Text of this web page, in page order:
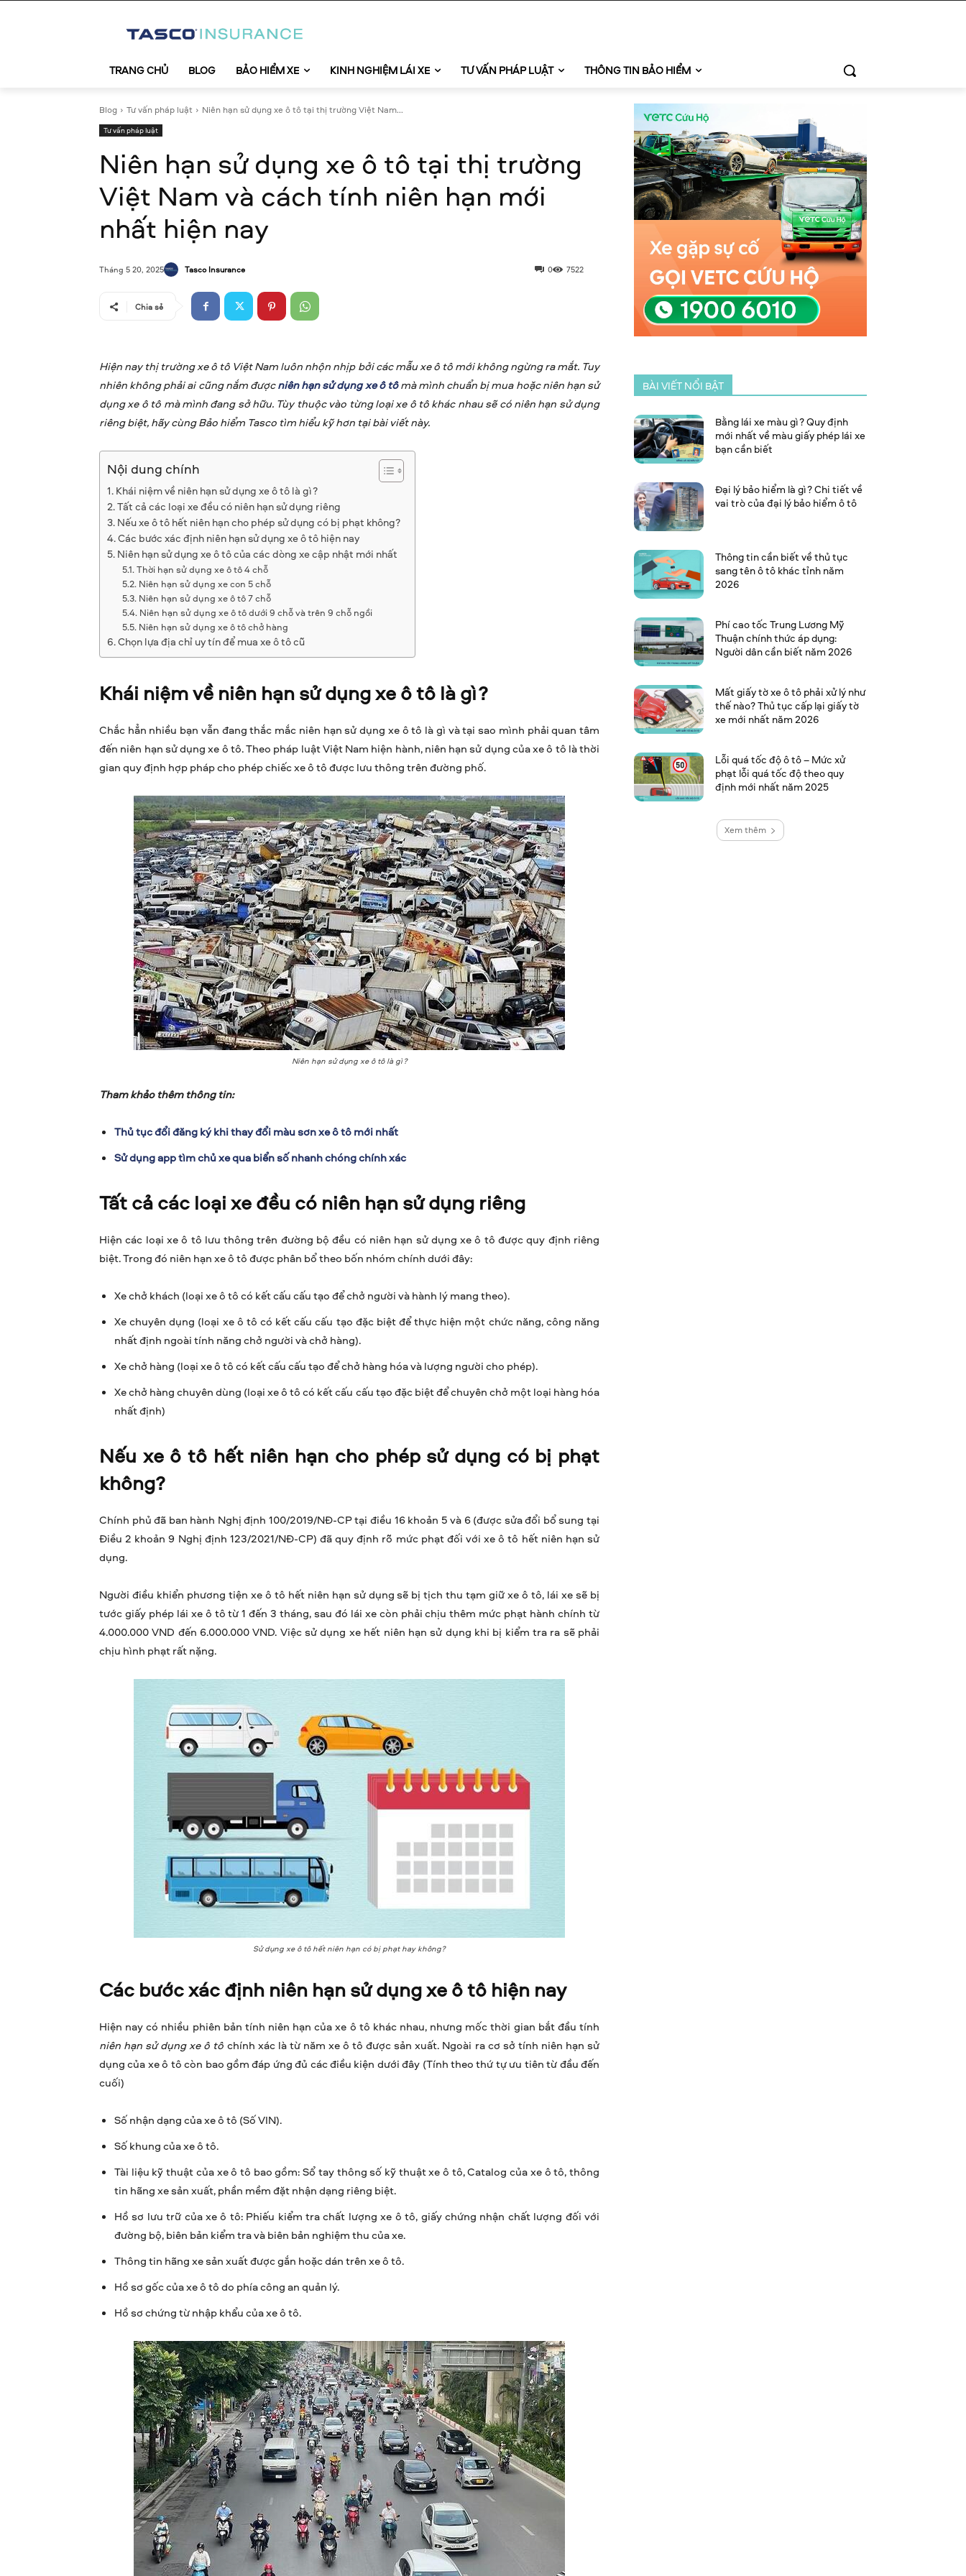
TRANG CHỦ BLOG BẢO HIỂM XE KINH NGHIỆM LÁI XE TƯ VẤN PHÁP LUẬT THÔNG TIN BẢO HIỂM
Blog Tư vấn pháp luật Niên hạn sử dụng xe ô tô tại thị trường Việt Nam...
Tư vấn pháp luật
Niên hạn sử dụng xe ô tô tại thị trường
Việt Nam và cách tính niên hạn mới
nhất hiện nay
0 7522
Tháng 5 20, 2025 Tasco Insurance
Chia sẻ
Hiện nay thị trường xe ô tô Việt Nam luôn nhộn nhịp bởi các mẫu xe ô tô mới không ngừng ra mắt. Tuy
nhiên không phải ai cũng nắm đượcniên hạn sử dụng xe ô tômà mình chuẩn bị mua hoặc niên hạn sử
dụng xe ô tô mà mình đang sở hữu. Tùy thuộc vào từng loại xe ô tô khác nhau sẽ có niên hạn sử dụng
riêng biệt, hãy cùng Bảo hiểm Tasco tìm hiểu kỹ hơn tại bài viết này.
Nội dung chính
Khái niệm về niên hạn sử dụng xe ô tô là gì?
Tất cả các loại xe đều có niên hạn sử dụng riêng
Nếu xe ô tô hết niên hạn cho phép sử dụng có bị phạt không?
Các bước xác định niên hạn sử dụng xe ô tô hiện nay
Niên hạn sử dụng xe ô tô của các dòng xe cập nhật mới nhất
Thời hạn sử dụng xe ô tô 4 chỗ
Niên hạn sử dụng xe con 5 chỗ
Niên hạn sử dụng xe ô tô 7 chỗ
Niên hạn sử dụng xe ô tô dưới 9 chỗ và trên 9 chỗ ngồi
Niên hạn sử dụng xe ô tô chở hàng
Chọn lựa địa chỉ uy tín để mua xe ô tô cũ
Khái niệm về niên hạn sử dụng xe ô tô là gì?
Chắc hẳn nhiều bạn vẫn đang thắc mắc niên hạn sử dụng xe ô tô là gì và tại sao mình phải quan tâm
đến niên hạn sử dụng xe ô tô. Theo pháp luật Việt Nam hiện hành, niên hạn sử dụng của xe ô tô là thời
gian quy định hợp pháp cho phép chiếc xe ô tô được lưu thông trên đường phố.
Niên hạn sử dụng xe ô tô là gì?
Tham khảo thêm thông tin:
Thủ tục đổi đăng ký khi thay đổi màu sơn xe ô tô mới nhất
Sử dụng app tìm chủ xe qua biển số nhanh chóng chính xác
Tất cả các loại xe đều có niên hạn sử dụng riêng
Hiện các loại xe ô tô lưu thông trên đường bộ đều có niên hạn sử dụng xe ô tô được quy định riêng
biệt. Trong đó niên hạn xe ô tô được phân bổ theo bốn nhóm chính dưới đây:
Xe chở khách (loại xe ô tô có kết cấu cấu tạo để chở người và hành lý mang theo).
Xe chuyên dụng (loại xe ô tô có kết cấu cấu tạo đặc biệt để thực hiện một chức năng, công năng
nhất định ngoài tính năng chở người và chở hàng).
Xe chở hàng (loại xe ô tô có kết cấu cấu tạo để chở hàng hóa và lượng người cho phép).
Xe chở hàng chuyên dùng (loại xe ô tô có kết cấu cấu tạo đặc biệt để chuyên chở một loại hàng hóa
nhất định)
Nếu xe ô tô hết niên hạn cho phép sử dụng có bị phạt
không?
Chính phủ đã ban hành Nghị định 100/2019/NĐ-CP tại điều 16 khoản 5 và 6 (được sửa đổi bổ sung tại
Điều 2 khoản 9 Nghị định 123/2021/NĐ-CP) đã quy định rõ mức phạt đối với xe ô tô hết niên hạn sử
dụng.
Người điều khiển phương tiện xe ô tô hết niên hạn sử dụng sẽ bị tịch thu tạm giữ xe ô tô, lái xe sẽ bị
tước giấy phép lái xe ô tô từ 1 đến 3 tháng, sau đó lái xe còn phải chịu thêm mức phạt hành chính từ
4.000.000 VND đến 6.000.000 VND. Việc sử dụng xe hết niên hạn sử dụng khi bị kiểm tra ra sẽ phải
chịu hình phạt rất nặng.
Sử dụng xe ô tô hết niên hạn có bị phạt hay không?
Các bước xác định niên hạn sử dụng xe ô tô hiện nay
Hiện nay có nhiều phiên bản tính niên hạn của xe ô tô khác nhau, nhưng mốc thời gian bắt đầu tính
niên hạn sử dụng xe ô tô chính xác là từ năm xe ô tô được sản xuất. Ngoài ra cơ sở tính niên hạn sử
dụng của xe ô tô còn bao gồm đáp ứng đủ các điều kiện dưới đây (Tính theo thứ tự ưu tiên từ đầu đến
cuối)
Số nhận dạng của xe ô tô (Số VIN).
Số khung của xe ô tô.
Tài liệu kỹ thuật của xe ô tô bao gồm: Sổ tay thông số kỹ thuật xe ô tô, Catalog của xe ô tô, thông
tin hãng xe sản xuất, phần mềm đặt nhận dạng riêng biệt.
Hồ sơ lưu trữ của xe ô tô: Phiếu kiểm tra chất lượng xe ô tô, giấy chứng nhận chất lượng đối với
đường bộ, biên bản kiểm tra và biên bản nghiệm thu của xe.
Thông tin hãng xe sản xuất được gắn hoặc dán trên xe ô tô.
Hồ sơ gốc của xe ô tô do phía công an quản lý.
Hồ sơ chứng từ nhập khẩu của xe ô tô.
BÀI VIẾT NỔI BẬT
Bằng lái xe màu gì? Quy định
mới nhất về màu giấy phép lái xe
bạn cần biết
Đại lý bảo hiểm là gì? Chi tiết về
vai trò của đại lý bảo hiểm ô tô
Thông tin cần biết về thủ tục
sang tên ô tô khác tỉnh năm
2026
Phí cao tốc Trung Lương Mỹ
Thuận chính thức áp dụng:
Người dân cần biết năm 2026
Mất giấy tờ xe ô tô phải xử lý như
thế nào? Thủ tục cấp lại giấy tờ
xe mới nhất năm 2026
Lỗi quá tốc độ ô tô – Mức xử
phạt lỗi quá tốc độ theo quy
định mới nhất năm 2025
Xem thêm